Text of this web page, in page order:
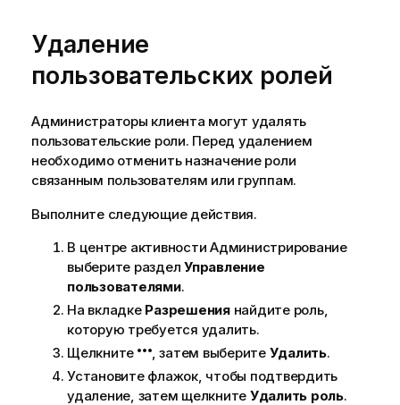
Удаление
пользовательских ролей
Администраторы клиента могут удалять
пользовательские роли. Перед удалением
необходимо отменить назначение роли
связанным пользователям или группам.
Выполните следующие действия.
В центре активности Администрирование
выберите раздел Управление
пользователями.
На вкладке Разрешениянайдите роль,
которую требуется удалить.
Щелкните
, затем выберите Удалить.
Установите флажок, чтобы подтвердить
удаление, затем щелкните Удалить роль.